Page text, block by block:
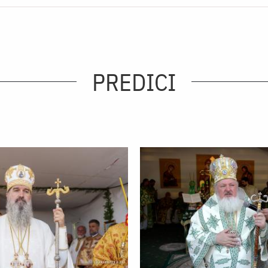
PREDICI